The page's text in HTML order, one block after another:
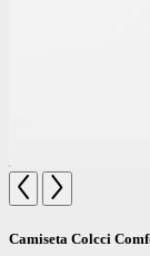
Camiseta Colcci